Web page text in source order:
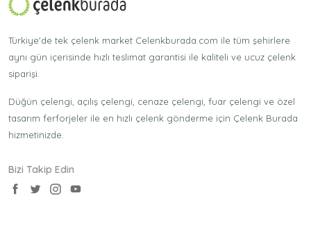
Türkiye'de tek çelenk market Celenkburada.com ile tüm şehirlere
aynı gün içerisinde hızlı teslimat garantisi ile kaliteli ve ucuz çelenk
siparişi.
Düğün çelengi, açılış çelengi, cenaze çelengi, fuar çelengi ve özel
tasarım ferforjeler ile en hızlı çelenk gönderme için Çelenk Burada
hizmetinizde.
Bizi Takip Edin